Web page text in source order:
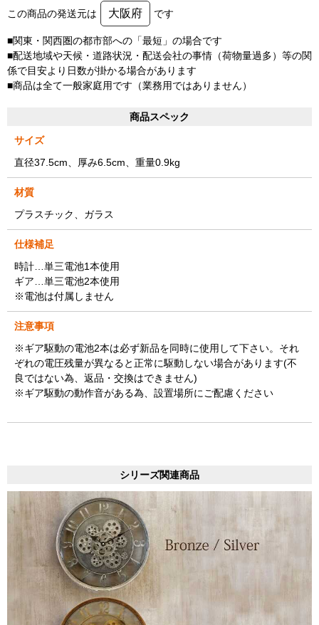
この商品の発送元は 大阪府 です
■関東・関西圏の都市部への「最短」の場合です
■配送地域や天候・道路状況・配送会社の事情（荷物量過多）等の関
係で目安より日数が掛かる場合があります
■商品は全て一般家庭用です（業務用ではありません）
商品スペック
サイズ
直径37.5cm、厚み6.5cm、重量0.9kg
材質
プラスチック、ガラス
仕様補足
時計…単三電池1本使用
ギア…単三電池2本使用
※電池は付属しません
注意事項
※ギア駆動の電池2本は必ず新品を同時に使用して下さい。それ
ぞれの電圧残量が異なると正常に駆動しない場合があります(不
良ではない為、返品・交換はできません)
※ギア駆動の動作音がある為、設置場所にご配慮ください
シリーズ関連商品